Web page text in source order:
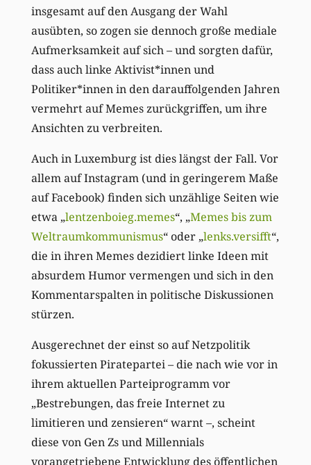
insgesamt auf den Ausgang der Wahl
ausübten, so zogen sie dennoch große mediale
Aufmerksamkeit auf sich – und sorgten dafür,
dass auch linke Aktivist*innen und
Politiker*innen in den darauffolgenden Jahren
vermehrt auf Memes zurückgriffen, um ihre
Ansichten zu verbreiten.
Auch in Luxemburg ist dies längst der Fall. Vor
allem auf Instagram (und in geringerem Maße
auf Facebook) finden sich unzählige Seiten wie
etwa „lentzenboieg.memes“, „Memes bis zum
Weltraumkommunismus“ oder „lenks.versifft“,
die in ihren Memes dezidiert linke Ideen mit
absurdem Humor vermengen und sich in den
Kommentarspalten in politische Diskussionen
stürzen.
Ausgerechnet der einst so auf Netzpolitik
fokussierten Piratepartei – die nach wie vor in
ihrem aktuellen Parteiprogramm vor
„Bestrebungen, das freie Internet zu
limitieren und zensieren“ warnt –, scheint
diese von Gen Zs und Millennials
vorangetriebene Entwicklung des öffentlichen